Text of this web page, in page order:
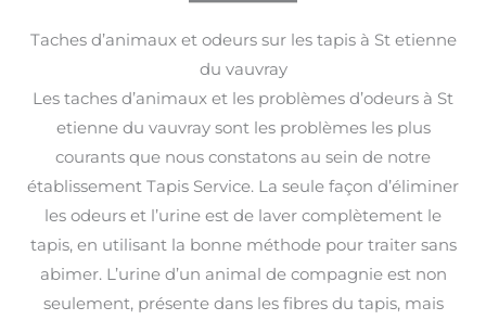
Taches d’animaux et odeurs sur les tapis à St etienne
du vauvray
Les taches d’animaux et les problèmes d’odeurs à St
etienne du vauvray sont les problèmes les plus
courants que nous constatons au sein de notre
établissement Tapis Service. La seule façon d’éliminer
les odeurs et l’urine est de laver complètement le
tapis, en utilisant la bonne méthode pour traiter sans
abimer. L’urine d’un animal de compagnie est non
seulement, présente dans les fibres du tapis, mais